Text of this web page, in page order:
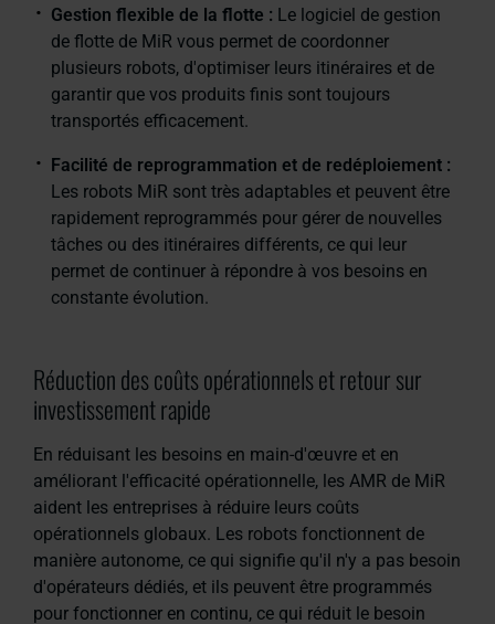
Gestion flexible de la flotte : Le logiciel de gestion
de flotte de MiR vous permet de coordonner
plusieurs robots, d'optimiser leurs itinéraires et de
garantir que vos produits finis sont toujours
transportés efficacement.
Facilité de reprogrammation et de redéploiement :
Les robots MiR sont très adaptables et peuvent être
rapidement reprogrammés pour gérer de nouvelles
tâches ou des itinéraires différents, ce qui leur
permet de continuer à répondre à vos besoins en
constante évolution.
Réduction des coûts opérationnels et retour sur
investissement rapide
En réduisant les besoins en main-d'œuvre et en
améliorant l'efficacité opérationnelle, les AMR de MiR
aident les entreprises à réduire leurs coûts
opérationnels globaux. Les robots fonctionnent de
manière autonome, ce qui signifie qu'il n'y a pas besoin
d'opérateurs dédiés, et ils peuvent être programmés
pour fonctionner en continu, ce qui réduit le besoin